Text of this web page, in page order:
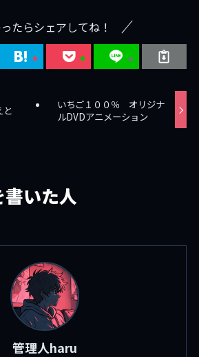
たらシェアしてね！
と
いちご１００％ オリジナ
ルDVDアニメーション
書いた人
管理人haru